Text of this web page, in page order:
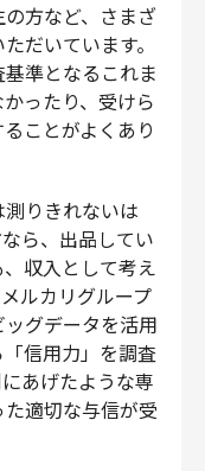
方など、さまざ
だいています。
準となるこれま
ったり、受けら
ことがよくあり
りきれないは
ら、出品してい
収入として考え
ルカリグループ
グデータを活用
信用力」を調査
あげたような専
適切な与信が受